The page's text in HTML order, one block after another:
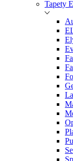
Tapety